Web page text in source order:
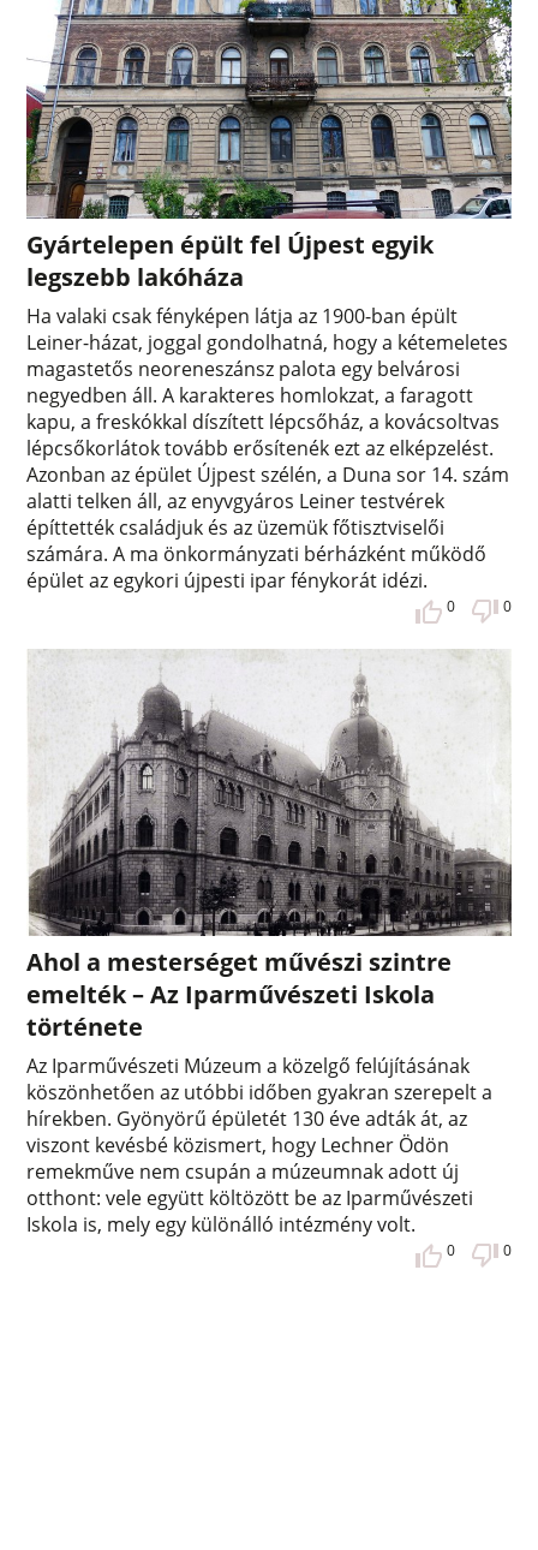
Gyártelepen épült fel Újpest egyik
legszebb lakóháza
Ha valaki csak fényképen látja az 1900-ban épült
Leiner-házat, joggal gondolhatná, hogy a kétemeletes
magastetős neoreneszánsz palota egy belvárosi
negyedben áll. A karakteres homlokzat, a faragott
kapu, a freskókkal díszített lépcsőház, a kovácsoltvas
lépcsőkorlátok tovább erősítenék ezt az elképzelést.
Azonban az épület Újpest szélén, a Duna sor 14. szám
alatti telken áll, az enyvgyáros Leiner testvérek
építtették családjuk és az üzemük főtisztviselői
számára. A ma önkormányzati bérházként működő
épület az egykori újpesti ipar fénykorát idézi.
0 0
Ahol a mesterséget művészi szintre
emelték – Az Iparművészeti Iskola
története
Az Iparművészeti Múzeum a közelgő felújításának
köszönhetően az utóbbi időben gyakran szerepelt a
hírekben. Gyönyörű épületét 130 éve adták át, az
viszont kevésbé közismert, hogy Lechner Ödön
remekműve nem csupán a múzeumnak adott új
otthont: vele együtt költözött be az Iparművészeti
Iskola is, mely egy különálló intézmény volt.
0 0